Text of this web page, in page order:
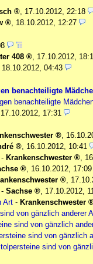
, 17.10.2012, 22:18
, 18.10.2012, 12:27
408
17.10.2012,
18.10.2012, 04:43
benachteiligte
benachteiligte
17.10.2012, 17:31
,
, 16.10.2012, 10:41
- Krankenschwester ,
, 16.10.2012, 17:09
,
- Sachse , 17.10.2012,
Art - Krankenschwester
von gänzlich anderer
sind von gänzlich
sind von gänzlich
sind von